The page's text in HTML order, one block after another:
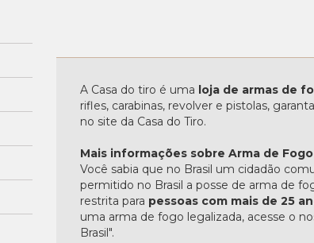
A Casa do tiro é uma loja de armas de
rifles, carabinas, revolver e pistolas,
no site da Casa do Tiro.
Mais informações sobre Arma de Fogo
Você sabia que no Brasil um cidadão
permitido no Brasil a posse de arma de
restrita para pessoas com mais de 25
uma arma de fogo legalizada, acesse o
Brasil".